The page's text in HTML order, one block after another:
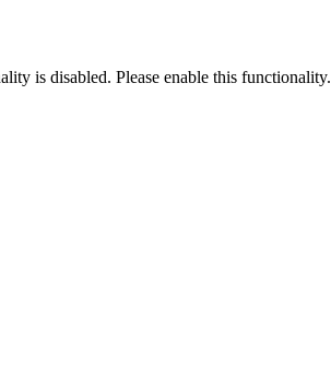
is disabled. Please enable this functionality.